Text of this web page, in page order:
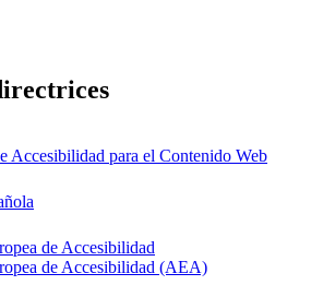
Accesibilidad para el Contenido Web
de Accesibilidad
de Accesibilidad (AEA)